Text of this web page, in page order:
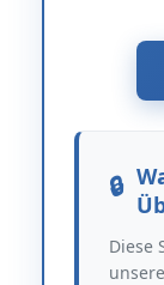
Diese